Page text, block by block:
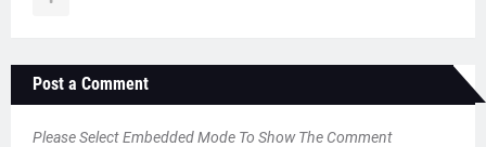
Post a Comment
Please Select Embedded Mode To Show The Comment